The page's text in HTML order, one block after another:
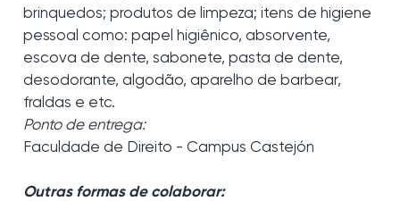
brinquedos; produtos de limpeza; itens de higiene
pessoal como: papel higiênico, absorvente,
escova de dente, sabonete, pasta de dente,
desodorante, algodão, aparelho de barbear,
fraldas e etc.
Ponto de entrega:
Faculdade de Direito - Campus Castejón
Outras formas de colaborar: